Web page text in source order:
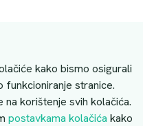
kako bismo osigurali
funkcioniranje stranice.
korištenje svih kolačića.
postavkama kolačića kako